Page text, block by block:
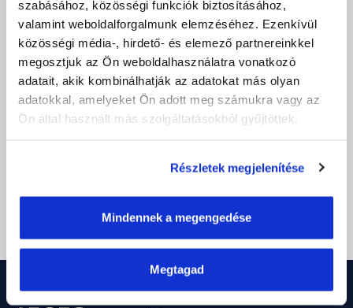
szabásához, közösségi funkciók biztosításához,
valamint weboldalforgalmunk elemzéséhez. Ezenkívül
közösségi média-, hirdető- és elemező partnereinkkel
megosztjuk az Ön weboldalhasználatra vonatkozó
adatait, akik kombinálhatják az adatokat más olyan
adatokkal, amelyeket Ön adott meg számukra vagy az
Ön által használt más szolgáltatásokból gyűjtöttek.
Részletek megjelenítése
Mindennek a megengedése
Megtagad
IRATKOZZON FEL A
HÍRLEVÉLRE
E-
Feliratkozás